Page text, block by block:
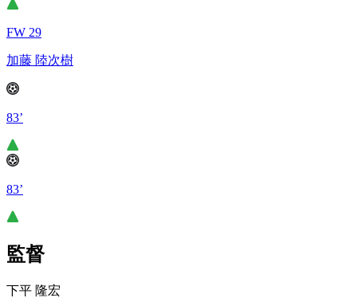
FW 29
加藤 陸次樹
83’
83’
監督
下平 隆宏